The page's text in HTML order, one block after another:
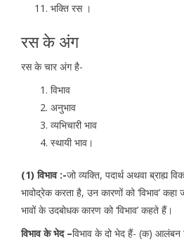
भक्ति रस ।
रस के अंग
रस के चार अंग है-
विभाव
अनुभाव
व्यभिचारी भाव
स्थायी भाव।
(1) विभाव :-जो व्यक्ति, पदार्थ अथवा ब्राह्य
भावोद्रेक करता है, उन कारणों को ‘विभाव’
भावों के उदबोधक कारण को ‘विभाव’ कहते हैं।
विभाव के भेद –विभाव के दो भेद हैं- (क) आलंबन